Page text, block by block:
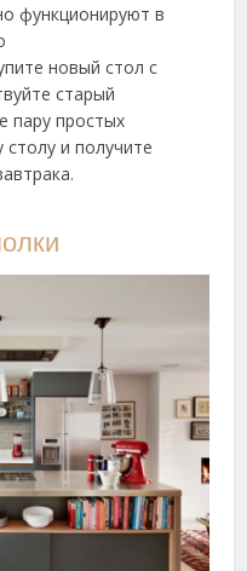
функционируют в
новый стол с
старый
пару простых
и получите